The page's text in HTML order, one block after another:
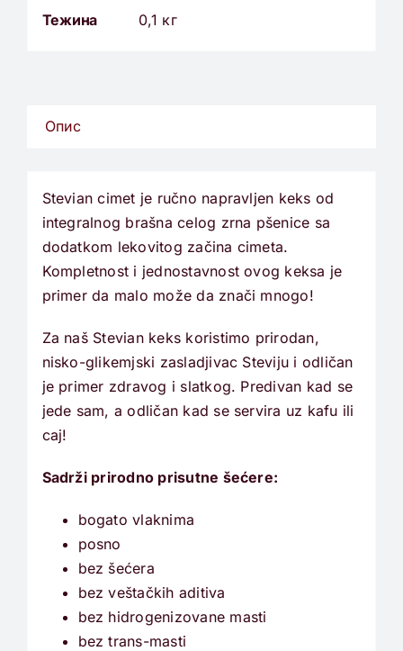
Тежина 0,1 кг
Опис
Stevian cimet je ručno napravljen keks od
integralnog brašna celog zrna pšenice sa
dodatkom lekovitog začina cimeta.
Kompletnost i jednostavnost ovog keksa je
primer da malo može da znači mnogo!
Za naš Stevian keks koristimo prirodan,
nisko-glikemjski zasladjivac Steviju i odličan
je primer zdravog i slatkog. Predivan kad se
jede sam, a odličan kad se servira uz kafu ili
caj!
Sadrži prirodno prisutne šećere:
bogato vlaknima
posno
bez šećera
bez veštačkih aditiva
bez hidrogenizovane masti
bez trans-masti